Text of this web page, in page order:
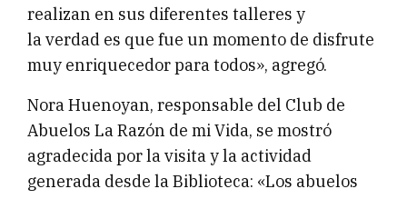
realizan en sus diferentes talleres y
la verdad es que fue un momento de disfrute
muy enriquecedor para todos», agregó.
Nora Huenoyan, responsable del Club de
Abuelos La Razón de mi Vida, se mostró
agradecida por la visita y la actividad
generada desde la Biblioteca: «Los abuelos